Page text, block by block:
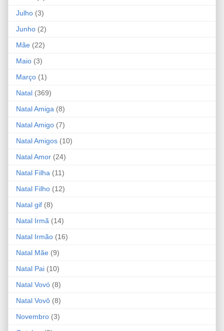
Julho (3)
Junho (2)
Mãe (22)
Maio (3)
Março (1)
Natal (369)
Natal Amiga (8)
Natal Amigo (7)
Natal Amigos (10)
Natal Amor (24)
Natal Filha (11)
Natal Filho (12)
Natal gif (8)
Natal Irmã (14)
Natal Irmão (16)
Natal Mãe (9)
Natal Pai (10)
Natal Vovó (8)
Natal Vovô (8)
Novembro (3)